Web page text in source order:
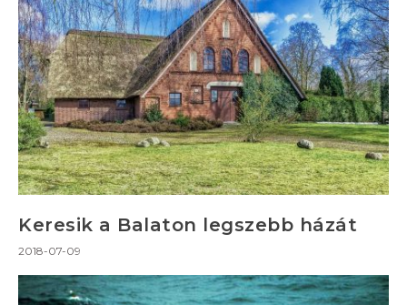
Keresik a Balaton legszebb házát
2018-07-09